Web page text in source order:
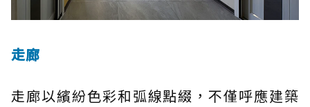
走廊
走廊以繽紛色彩和弧線點綴，不僅呼應建築